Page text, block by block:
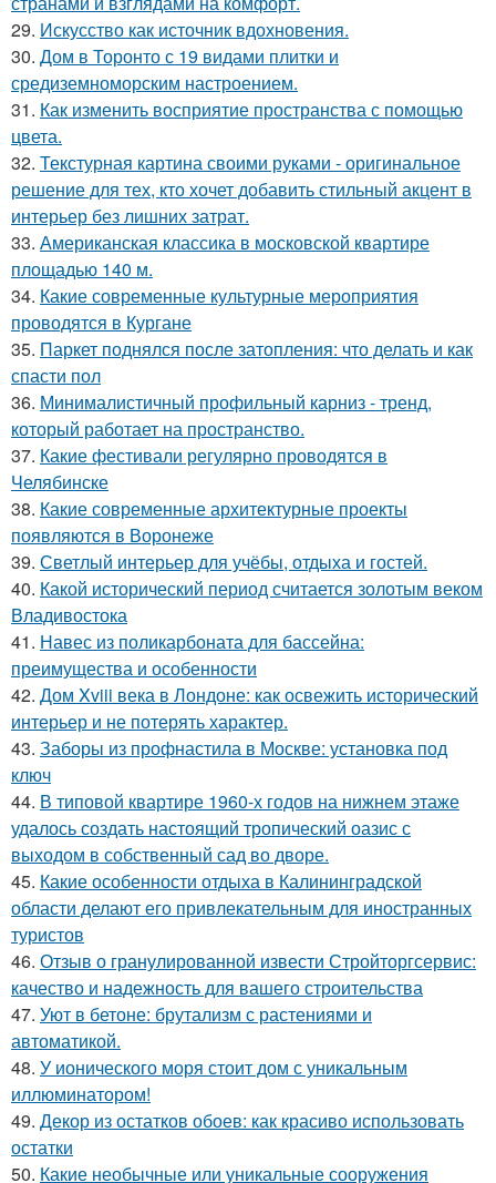
29. Искусство как источник вдохновения.
30. Дом в Торонто с 19 видами плитки и
средиземноморским настроением.
31. Как изменить восприятие пространства с помощью
цвета.
32. Текстурная картина своими руками - оригинальное
решение для тех, кто хочет добавить стильный акцент в
интерьер без лишних затрат.
33. Американская классика в московской квартире
площадью 140 м.
34. Какие современные культурные мероприятия
проводятся в Кургане
35. Паркет поднялся после затопления: что делать и как
спасти пол
36. Минималистичный профильный карниз - тренд,
который работает на пространство.
37. Какие фестивали регулярно проводятся в
Челябинске
38. Какие современные архитектурные проекты
появляются в Воронеже
39. Светлый интерьер для учёбы, отдыха и гостей.
40. Какой исторический период считается золотым веком
Владивостока
41. Навес из поликарбоната для бассейна:
преимущества и особенности
42. Дом Xviii века в Лондоне: как освежить исторический
интерьер и не потерять характер.
43. Заборы из профнастила в Москве: установка под
ключ
44. В типовой квартире 1960-х годов на нижнем этаже
удалось создать настоящий тропический оазис с
выходом в собственный сад во дворе.
45. Какие особенности отдыха в Калининградской
области делают его привлекательным для иностранных
туристов
46. Отзыв о гранулированной извести Стройторгсервис:
качество и надежность для вашего строительства
47. Уют в бетоне: брутализм с растениями и
автоматикой.
48. У ионического моря стоит дом с уникальным
иллюминатором!
49. Декор из остатков обоев: как красиво использовать
остатки
50. Какие необычные или уникальные сооружения